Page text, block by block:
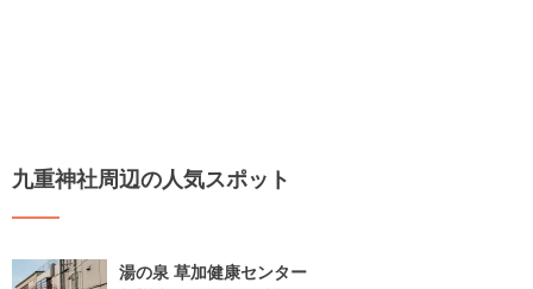
九重神社周辺の人気スポット
湯の泉 草加健康センター